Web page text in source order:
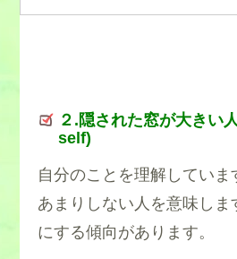
２.隠された窓が大きい
self)
自分のことを理解していま
あまりしない人を意味しま
にする傾向があります。